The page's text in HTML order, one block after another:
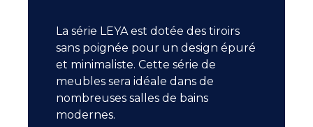
La série LEYA est dotée des tiroirs
sans poignée pour un design épuré
et minimaliste. Cette série de
meubles sera idéale dans de
nombreuses salles de bains
modernes.